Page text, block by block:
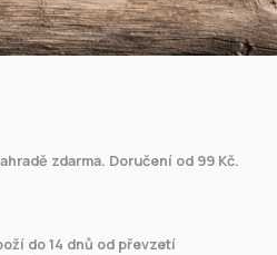
zdarma. Doručení od 99 Kč.
do 14 dnů od převzetí